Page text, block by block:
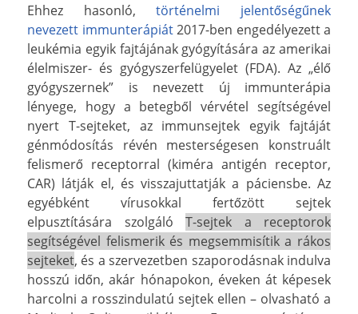
Ehhez hasonló,történelmi jelentőségűnek
nevezett immunterápiát2017-ben engedélyezett a
leukémia egyik fajtájának gyógyítására az amerikai
élelmiszer- és gyógyszerfelügyelet (FDA). Az „élő
gyógyszernek” is nevezett új immunterápia
lényege, hogy a betegből vérvétel segítségével
nyert T-sejteket, az immunsejtek egyik fajtáját
génmódosítás révén mesterségesen konstruált
felismerő receptorral (kiméra antigén receptor,
CAR) látják el, és visszajuttatják a páciensbe. Az
egyébként vírusokkal fertőzött sejtek
elpusztítására szolgáló T-sejtek a receptorok
segítségével felismerik és megsemmisítik a rákos
sejteket, és a szervezetben szaporodásnak indulva
hosszú időn, akár hónapokon, éveken át képesek
harcolni a rosszindulatú sejtek ellen – olvasható a